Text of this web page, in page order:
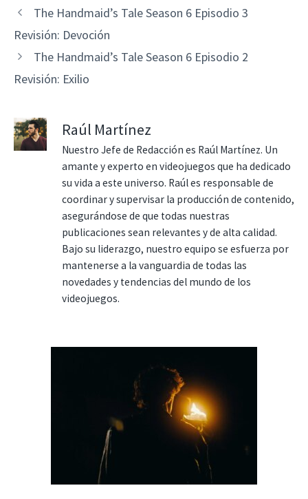
The Handmaid’s Tale Season 6 Episodio 3
Revisión: Devoción
The Handmaid’s Tale Season 6 Episodio 2
Revisión: Exilio
Raúl Martínez
Nuestro Jefe de Redacción es Raúl Martínez. Un
amante y experto en videojuegos que ha dedicado
su vida a este universo. Raúl es responsable de
coordinar y supervisar la producción de contenido,
asegurándose de que todas nuestras
publicaciones sean relevantes y de alta calidad.
Bajo su liderazgo, nuestro equipo se esfuerza por
mantenerse a la vanguardia de todas las
novedades y tendencias del mundo de los
videojuegos.